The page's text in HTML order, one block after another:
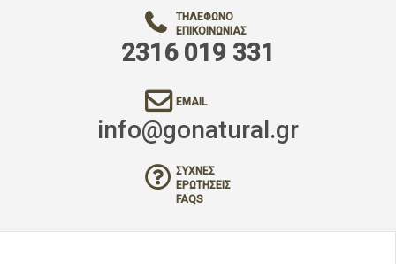
ΤΗΛΈΦΩΝΟ
ΕΠΙΚΟΙΝΩΝΊΑΣ
2316 019 331
EMAIL
info@gonatural.gr
ΣΥΧΝΈΣ
ΕΡΩΤΉΣΕΙΣ
FAQS